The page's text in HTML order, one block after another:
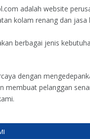
adalah website
kolam renang dan jasa
berbagai jenis
dengan
membuat pelanggan